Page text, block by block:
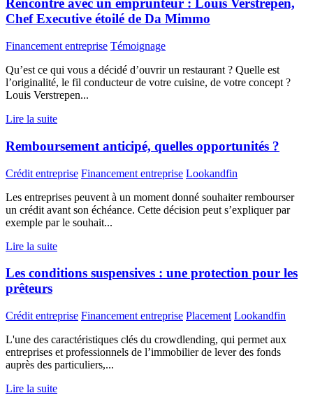
Rencontre avec un emprunteur : Louis Verstrepen,
Chef Executive étoilé de Da Mimmo
Financement entreprise Témoignage
Qu’est ce qui vous a décidé d’ouvrir un restaurant ? Quelle est
l’originalité, le fil conducteur de votre cuisine, de votre concept ?
Louis Verstrepen...
Lire la suite
Remboursement anticipé, quelles opportunités ?
Crédit entreprise Financement entreprise Lookandfin
Les entreprises peuvent à un moment donné souhaiter rembourser
un crédit avant son échéance. Cette décision peut s’expliquer par
exemple par le souhait...
Lire la suite
Les conditions suspensives : une protection pour les
prêteurs
Crédit entreprise Financement entreprise Placement Lookandfin
L'une des caractéristiques clés du crowdlending, qui permet aux
entreprises et professionnels de l’immobilier de lever des fonds
auprès des particuliers,...
Lire la suite